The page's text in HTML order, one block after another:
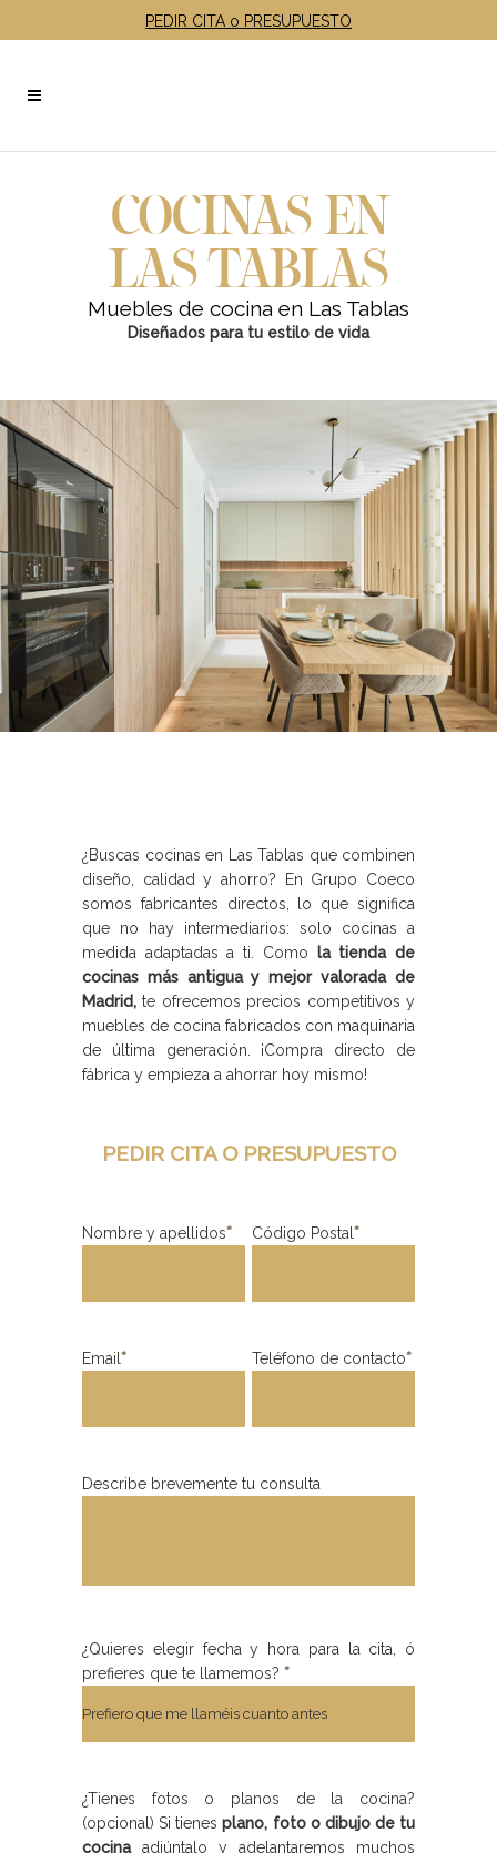
PEDIR CITA o PRESUPUESTO
COCINAS EN
LAS TABLAS
Muebles de cocina en Las Tablas
Diseñados para tu estilo de vida
¿Buscas cocinas en Las Tablas que combinen
diseño, calidad y ahorro? En Grupo Coeco
somos fabricantes directos, lo que significa
que no hay intermediarios: solo cocinas a
medida adaptadas a ti. Como la tienda de
cocinas más antigua y mejor valorada de
Madrid, te ofrecemos precios competitivos y
muebles de cocina fabricados con maquinaria
de última generación. ¡Compra directo de
fábrica y empieza a ahorrar hoy mismo!
PEDIR CITA O PRESUPUESTO
Nombre y apellidos* Código Postal *
Email * Teléfono de contacto*
Describe brevemente tu consulta
¿Quieres elegir fecha y hora para la cita, ó
prefieres que te llamemos? *
¿Tienes fotos o planos de la cocina?
(opcional) Si tienesplano, foto o dibujo de tu
cocinaadjúntalo y adelantaremos muchos